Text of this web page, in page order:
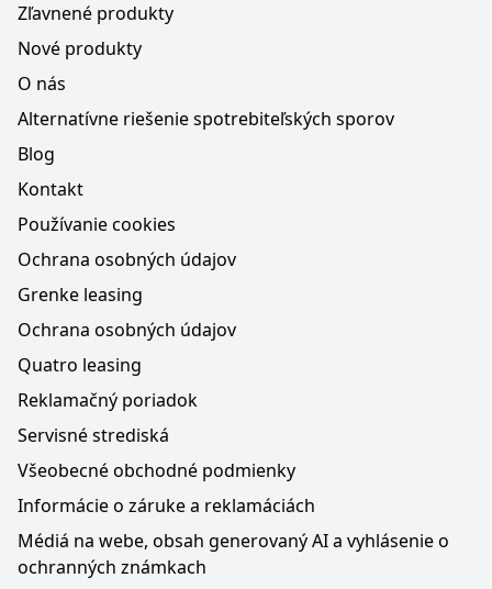
Zľavnené produkty
Nové produkty
O nás
Alternatívne riešenie spotrebiteľských sporov
Blog
Kontakt
Používanie cookies
Ochrana osobných údajov
Grenke leasing
Ochrana osobných údajov
Quatro leasing
Reklamačný poriadok
Servisné strediská
Všeobecné obchodné podmienky
Informácie o záruke a reklamáciách
Médiá na webe, obsah generovaný AI a vyhlásenie o
ochranných známkach